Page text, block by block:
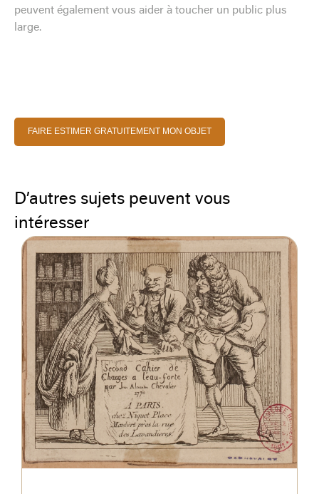
peuvent également vous aider à toucher un public plus
large.
FAIRE ESTIMER GRATUITEMENT MON OBJET
D’autres sujets peuvent vous
intéresser